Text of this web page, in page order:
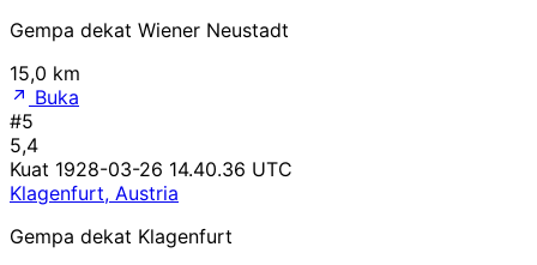
Gempa dekat Wiener Neustadt
15,0 km
Buka
#5
5,4
Kuat 1928-03-26 14.40.36 UTC
Klagenfurt, Austria
Gempa dekat Klagenfurt